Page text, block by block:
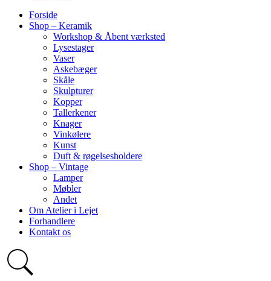
Forside
Shop – Keramik
Workshop & Åbent værksted
Lysestager
Vaser
Askebæger
Skåle
Skulpturer
Kopper
Tallerkener
Knager
Vinkølere
Kunst
Duft & røgelsesholdere
Shop – Vintage
Lamper
Møbler
Andet
Om Atelier i Lejet
Forhandlere
Kontakt os